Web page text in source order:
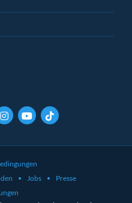
Jobs
Presse